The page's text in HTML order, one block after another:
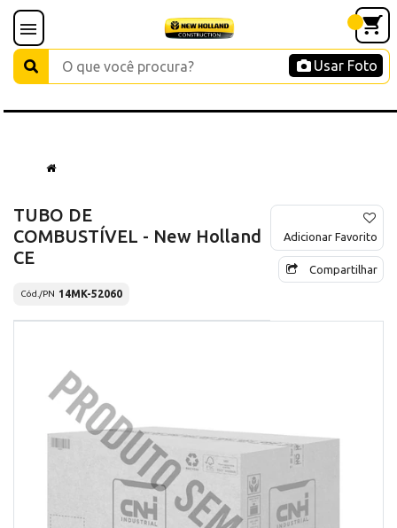
Usar Foto
TUBO DE
COMBUSTÍVEL - New Holland
CE
Cód./PN 14MK-52060
Adicionar Favorito
Compartilhar